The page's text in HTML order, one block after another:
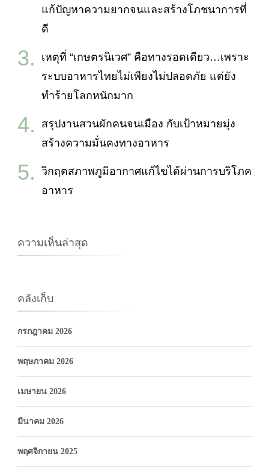
แก้ปัญหาความยากจนและสร้างโภชนาการที่
ดี
เหตุที่ “เกษตรนิเวศ” คือทางรอดเดียว…เพราะ
ระบบอาหารไทยไม่เพียงไม่ปลอดภัย แต่ยัง
ทำร้ายโลกหนักมาก
สรุปงานสวนผักคนจนเมือง กับเป้าหมายมุ่ง
สร้างความมั่นคงทางอาหาร
วิกฤตสภาพภูมิอากาศแก้ไขได้ผ่านการบริโภค
อาหาร
ความเห็นล่าสุด
คลังเก็บ
กรกฎาคม 2026
พฤษภาคม 2026
เมษายน 2026
มีนาคม 2026
พฤศจิกายน 2025